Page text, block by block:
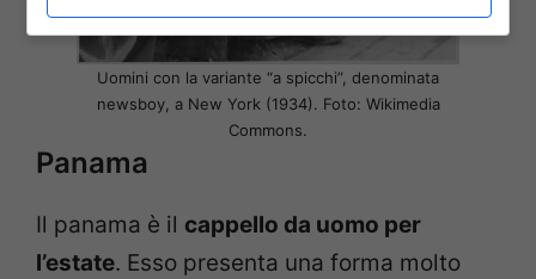
Uomini con la variante “a spicchi”, denominata
newsboy, a New York (1934). Foto: Wikimedia
Commons.
Panama
Il panama è il cappello da uomo per
l’estate. Esso presenta una forma molto